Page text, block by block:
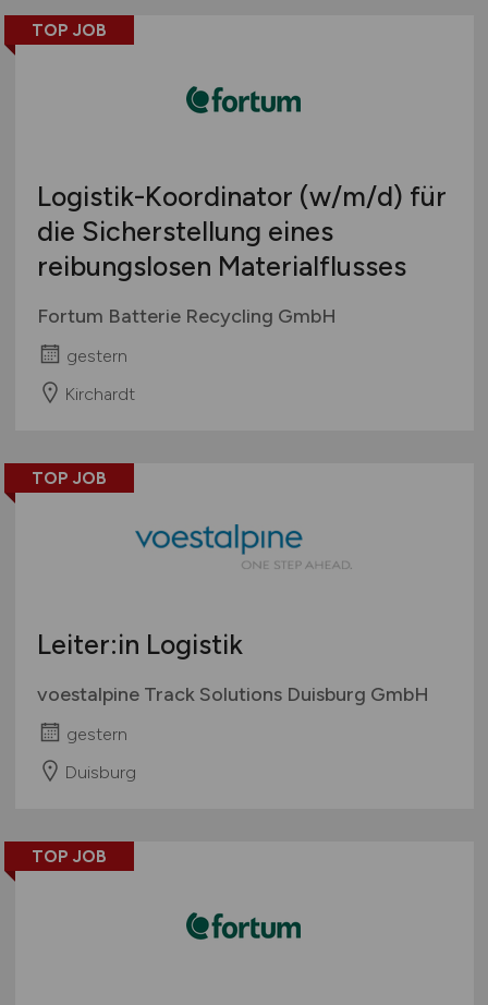
TOP JOB
Logistik-Koordinator (w/m/d) für
die Sicherstellung eines
reibungslosen Materialflusses
Fortum Batterie Recycling GmbH
gestern
Kirchardt
TOP JOB
Leiter:in Logistik
voestalpine Track Solutions Duisburg GmbH
gestern
Duisburg
TOP JOB